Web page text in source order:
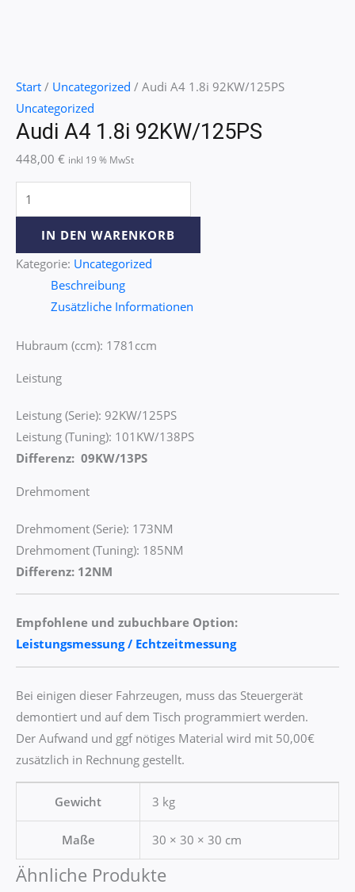
Start / Uncategorized / Audi A4 1.8i 92KW/125PS
Uncategorized
Audi A4 1.8i 92KW/125PS
448,00 € inkl 19 % MwSt
IN DEN WARENKORB
Kategorie: Uncategorized
Beschreibung
Zusätzliche Informationen
Hubraum (ccm): 1781ccm
Leistung
Leistung (Serie): 92KW/125PS
Leistung (Tuning): 101KW/138PS
Differenz: 09KW/13PS
Drehmoment
Drehmoment (Serie): 173NM
Drehmoment (Tuning): 185NM
Differenz: 12NM
Empfohlene und zubuchbare Option:
Leistungsmessung / Echtzeitmessung
Bei einigen dieser Fahrzeugen, muss das Steuergerät
demontiert und auf dem Tisch programmiert werden.
Der Aufwand und ggf nötiges Material wird mit 50,00€
zusätzlich in Rechnung gestellt.
Gewicht 3 kg
Maße 30 × 30 × 30 cm
Ähnliche Produkte